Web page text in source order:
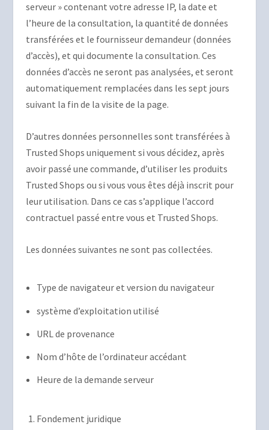
serveur » contenant votre adresse IP, la date et
l’heure de la consultation, la quantité de données
transférées et le fournisseur demandeur (données
d’accès), et qui documente la consultation. Ces
données d’accès ne seront pas analysées, et seront
automatiquement remplacées dans les sept jours
suivant la fin de la visite de la page.
D’autres données personnelles sont transférées à
Trusted Shops uniquement si vous décidez, après
avoir passé une commande, d’utiliser les produits
Trusted Shops ou si vous vous êtes déjà inscrit pour
leur utilisation. Dans ce cas s’applique l’accord
contractuel passé entre vous et Trusted Shops.
Les données suivantes ne sont pas collectées.
Type de navigateur et version du navigateur
système d’exploitation utilisé
URL de provenance
Nom d’hôte de l’ordinateur accédant
Heure de la demande serveur
Fondement juridique